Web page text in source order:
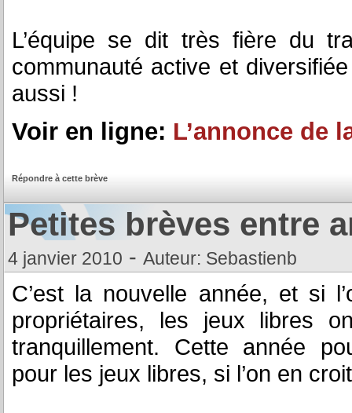
L’équipe se dit très fière du
communauté active et
aussi !
Voir en ligne: L’annonce de
Répondre à cette brève
Petites brèves entre
4 janvier 2010 - Auteur: Sebastienb
C’est la nouvelle année, et si
propriétaires, les jeux libres
tranquillement. Cette année
pour les jeux libres, si l’on en